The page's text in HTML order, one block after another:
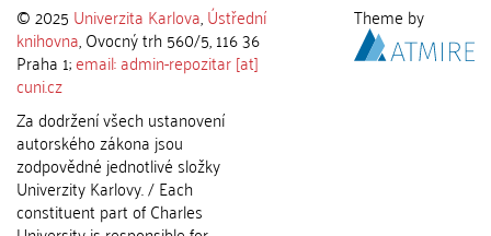
© 2025 Univerzita Karlova,Ústřední
knihovna, Ovocný trh 560/5, 116 36
Praha 1;email: admin-repozitar [at]
cuni.cz
Za dodržení všech ustanovení
autorského zákona jsou
zodpovědné jednotlivé složky
Univerzity Karlovy. / Each
constituent part of Charles
Theme by